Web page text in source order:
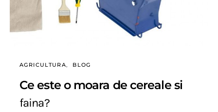
AGRICULTURA BLOG
Ce este o moara de cereale si
faina?